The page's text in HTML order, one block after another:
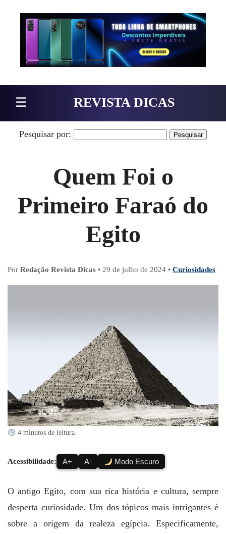
Pular para o conteúdo
☰ REVISTA DICAS
Pesquisar por:
Quem Foi o
Primeiro Faraó do
Egito
Por Redação Revista Dicas • 29 de julho de 2024 • Curiosidades
4 minutos de leitura.
Acessibilidade: A+ A- Modo Escuro
O antigo Egito, com sua rica história e cultura, sempre
desperta curiosidade. Um dos tópicos mais intrigantes é
sobre a origem da realeza egípcia. Especificamente,